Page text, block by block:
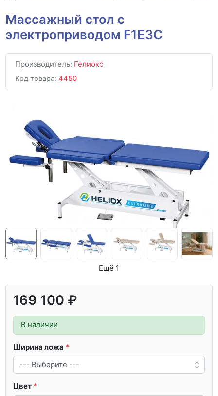
Массажный стол с
электроприводом F1E3C
Производитель: Гелиокс
Код товара: 4450
Ещё 1
169 100 ₽
В наличии
Ширина ложа
Цвет